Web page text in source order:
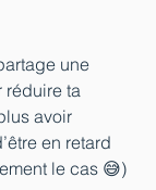
une
réduire ta
avoir
en retard
le cas 😅)